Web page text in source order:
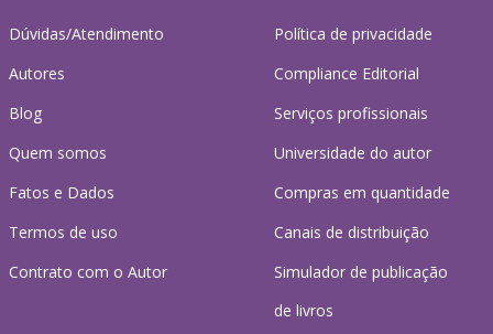
Dúvidas/Atendimento
Autores
Blog
Quem somos
Fatos e Dados
Termos de uso
Contrato com o Autor
Política de privacidade
Compliance Editorial
Serviços profissionais
Universidade do autor
Compras em quantidade
Canais de distribuição
Simulador de publicação
de livros